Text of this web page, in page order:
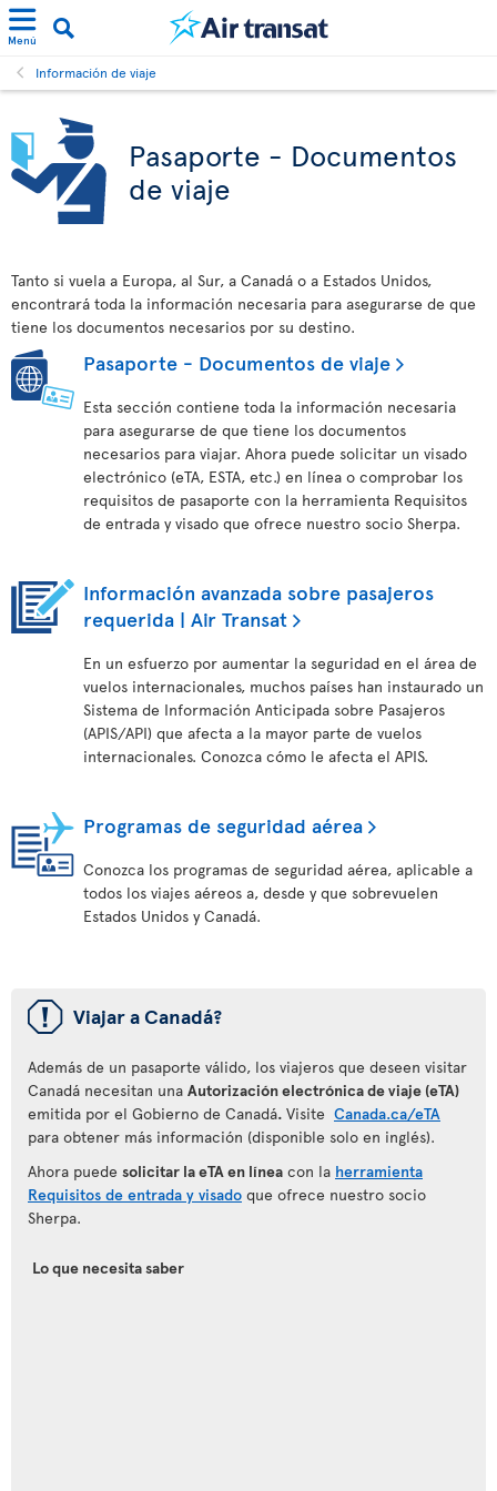
Menú
Información de viaje
Pasaporte - Documentos
de viaje
Tanto si vuela a Europa, al Sur, a Canadá o a Estados Unidos,
encontrará toda la información necesaria para asegurarse de que
tiene los documentos necesarios por su destino.
Pasaporte - Documentos de viaje
Esta sección contiene toda la información necesaria
para asegurarse de que tiene los documentos
necesarios para viajar. Ahora puede solicitar un visado
electrónico (eTA, ESTA, etc.) en línea o comprobar los
requisitos de pasaporte con la herramienta Requisitos
de entrada y visado que ofrece nuestro socio Sherpa.
Información avanzada sobre pasajeros
requerida | Air Transat
En un esfuerzo por aumentar la seguridad en el área de
vuelos internacionales, muchos países han instaurado un
Sistema de Información Anticipada sobre Pasajeros
(APIS/API) que afecta a la mayor parte de vuelos
internacionales. Conozca cómo le afecta el APIS.
Programas de seguridad aérea
Conozca los programas de seguridad aérea, aplicable a
todos los viajes aéreos a, desde y que sobrevuelen
Estados Unidos y Canadá.
ü Viajar a Canadá?
Además de un pasaporte válido, los viajeros que deseen visitar
Canadá necesitan una Autorización electrónica de viaje (eTA)
emitida por el Gobierno de Canadá. Visite Canada.ca/eTA
para obtener más información (disponible solo en inglés).
Ahora puede solicitar la eTA en línea con la herramienta
Requisitos de entrada y visado que ofrece nuestro socio
Sherpa.
Lo que necesita saber